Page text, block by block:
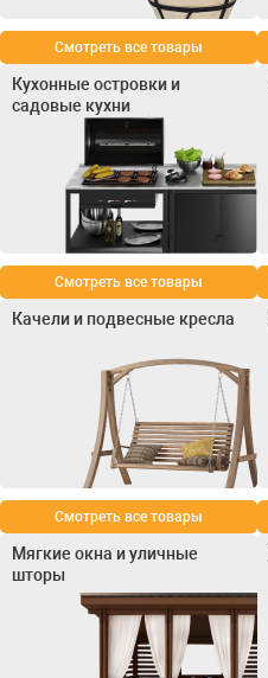
Смотреть все товары
Кухонные островки и
садовые кухни
Смотреть все товары
Качели и подвесные кресла
Смотреть все товары
Мягкие окна и уличные
шторы